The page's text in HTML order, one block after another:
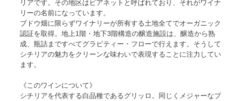
リアです。その地区はピアネットと呼ばれており、それがワイナ
リーの名前になっています。
ブドウ畑に限らずワイナリーが所有する土地全てでオーガニック
認証を取得。地上1階・地下3階構造の醸造施設は、醸造から熟
成、瓶詰まですべてグラビティー・フローで行えます。そうして
シチリアの魅力をクリーンな味わいで表現することに注力してい
ます。
《このワインについて》
シチリアを代表する白品種であるグリッロ。同じくメジャーなブ